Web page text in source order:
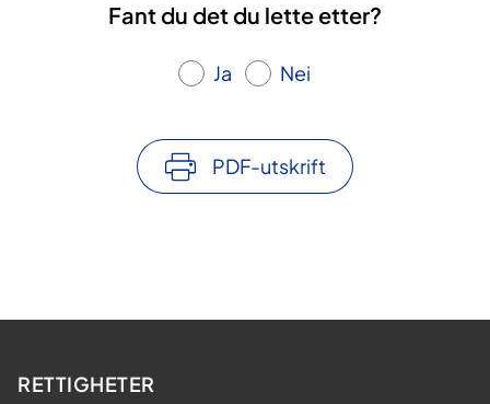
Fant du det du lette etter?
Ja Nei
PDF-utskrift
RETTIGHETER